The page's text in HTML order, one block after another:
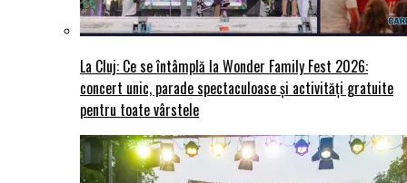
La Cluj: Ce se întâmplă la Wonder Family Fest 2026:
concert unic, parade spectaculoase și activități gratuite
pentru toate vârstele